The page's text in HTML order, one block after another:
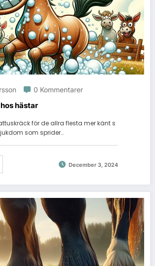
0 Kommentarer
hästar
för de allra flesta mer känt s
som sprider…
December 3, 2024